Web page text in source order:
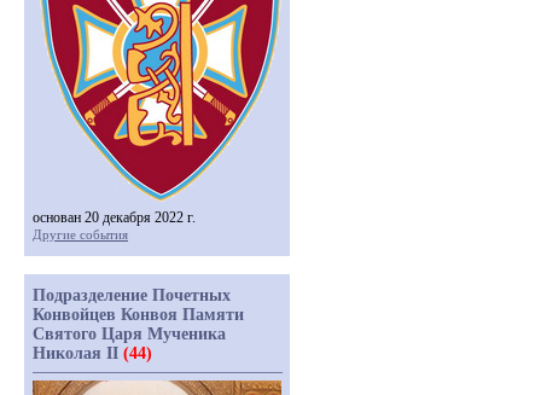
основан 20 декабря 2022 г.
Другие события
Подразделение Почетных
Конвойцев Конвоя Памяти
Святого Царя Мученика
Николая II (44)